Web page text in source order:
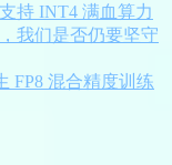
持 INT4 满血算力
我们是否仍要坚守
FP8 混合精度训练